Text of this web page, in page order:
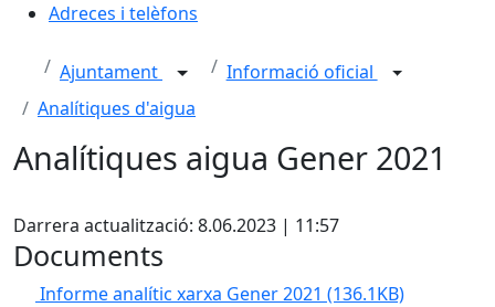
Adreces i telèfons
Ajuntament
Informació oficial
Analítiques d'aigua
Analítiques aigua Gener 2021
Darrera actualització: 8.06.2023 | 11:57
Documents
Informe analític xarxa Gener 2021 (136.1KB)